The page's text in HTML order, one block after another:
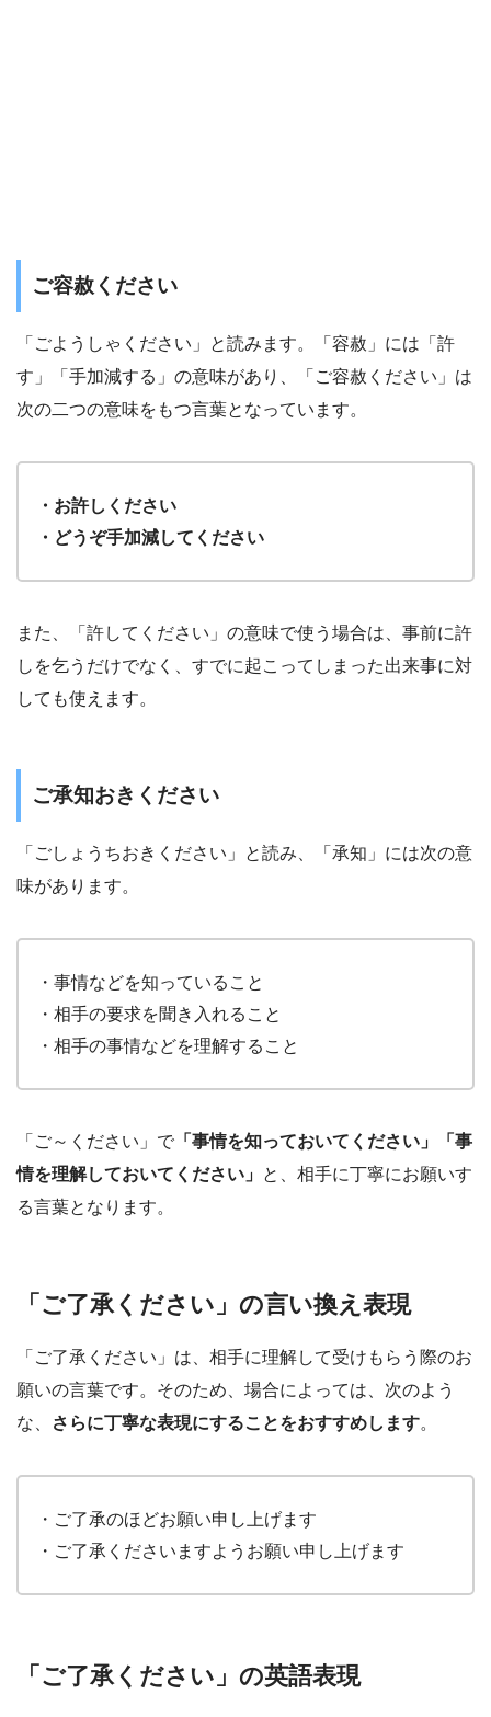
ご容赦ください
「ごようしゃください」と読みます。「容赦」には「許
す」「手加減する」の意味があり、「ご容赦ください」は
次の二つの意味をもつ言葉となっています。
・お許しください
・どうぞ手加減してください
また、「許してください」の意味で使う場合は、事前に許
しを乞うだけでなく、すでに起こってしまった出来事に対
しても使えます。
ご承知おきください
「ごしょうちおきください」と読み、「承知」には次の意
味があります。
・事情などを知っていること
・相手の要求を聞き入れること
・相手の事情などを理解すること
「ご～ください」で 「事情を知っておいてください」「事
情を理解しておいてください」 と、相手に丁寧にお願いす
る言葉となります。
「ご了承ください」の言い換え表現
「ご了承ください」は、相手に理解して受けもらう際のお
願いの言葉です。そのため、場合によっては、次のよう
な、
さらに丁寧な表現にすることをおすすめします。
・ご了承のほどお願い申し上げます
・ご了承くださいますようお願い申し上げます
「ご了承ください」の英語表現